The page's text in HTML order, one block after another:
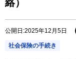
絡）
公開日:2025年12月5日
社会保険の手続き